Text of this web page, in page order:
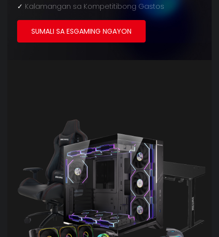
✓ Kalamangan sa Kompetitibong Gastos
SUMALI SA ESGAMING NGAYON